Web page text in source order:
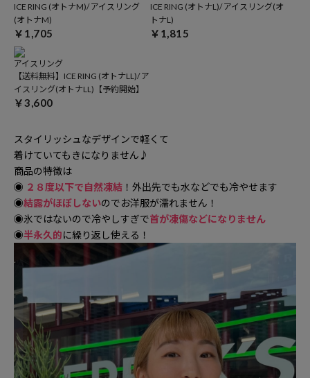
ICE RING (オトナM)/ アイスリング
(オトナM)
￥1,705
ICE RING (オトナL)/ アイスリング(オ
トナL)
￥1,815
アイスリング
【送料無料】ICE RING (オトナLL)/ ア
イスリング(オトナLL)【予約開始】
￥3,600
スタイリッシュなデザインで軽くて
着けていてもきになりません♪
商品の特徴は
◉ ２８度以下で自然凍結 ！外出先でも水などでも冷やせます
◉結露がほぼしないのでお洋服が濡れません！
◉氷ではないので冷やしすぎで首が凍傷などになりません
◉半永久的に繰り返し使える！